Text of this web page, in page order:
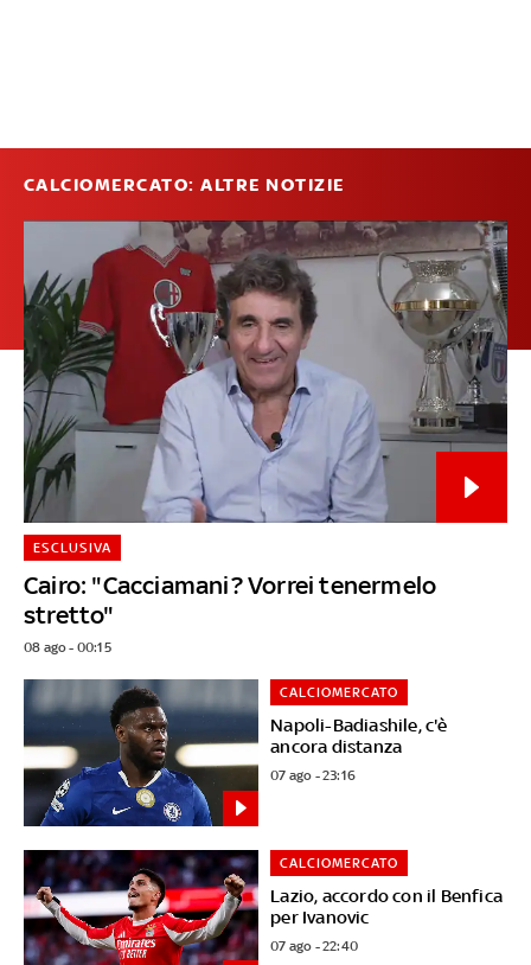
CALCIOMERCATO: ALTRE NOTIZIE
Cairo: "Cacciamani? Vorrei tenermelo
stretto"
ESCLUSIVA
08 ago - 00:15
Napoli-Badiashile, c'è
ancora distanza
CALCIOMERCATO
07 ago - 23:16
Lazio, accordo con il Benfica
per Ivanovic
CALCIOMERCATO
07 ago - 22:40